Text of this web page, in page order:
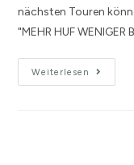
nächsten Touren
"MEHR HUF WENIGER
Weiterlesen